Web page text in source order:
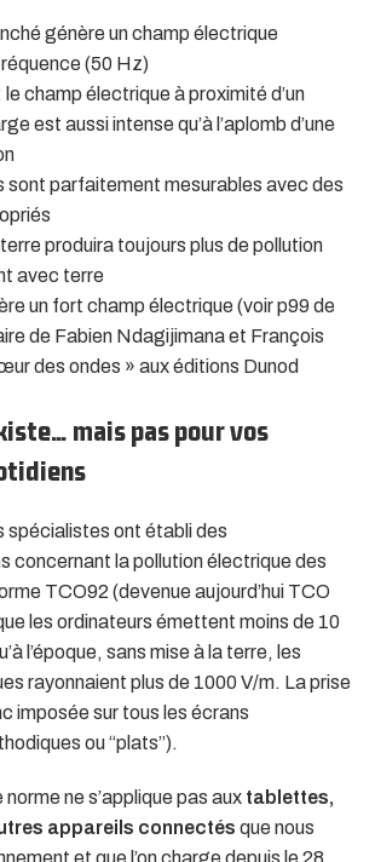
génère un champ électrique
(50 Hz)
le champ électrique à proximité d’un
est aussi intense qu’à l’aplomb d’une
sont parfaitement mesurables avec des
produira toujours plus de pollution
avec terre
un fort champ électrique (voir p99 de
de Fabien Ndagijimana et François
des ondes » aux éditions Dunod
mais pas pour vos
spécialistes ont établi des
concernant la pollution électrique des
TCO92 (devenue aujourd’hui TCO
les ordinateurs émettent moins de 10
l’époque, sans mise à la terre, les
rayonnaient plus de 1000 V/m. La prise
imposée sur tous les écrans
ou “plats”).
ne s’applique pas aux tablettes,
appareils connectés que nous